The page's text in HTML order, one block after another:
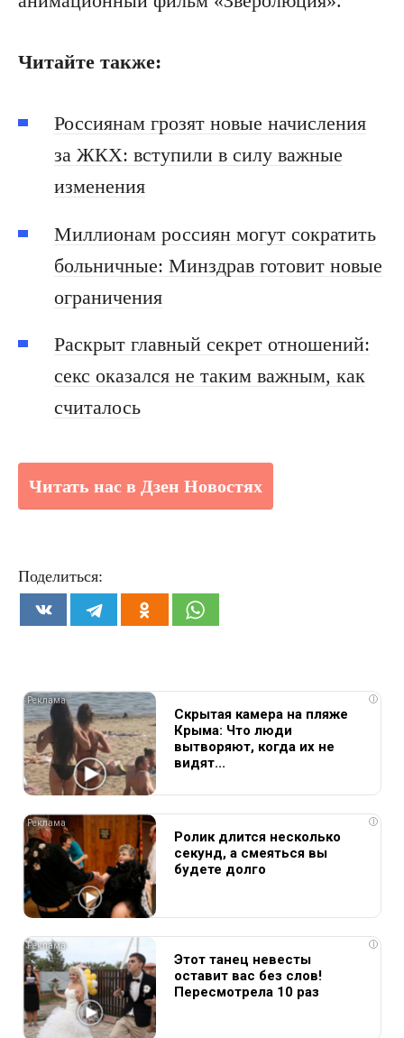
Читайте также:
Россиянам грозят новые начисления
за ЖКХ: вступили в силу важные
изменения
Миллионам россиян могут сократить
больничные: Минздрав готовит новые
ограничения
Раскрыт главный секрет отношений:
секс оказался не таким важным, как
считалось
Читать нас в Дзен Новостях
Поделиться:
i
Скрытая камера на пляже
Крыма: Что люди
вытворяют, когда их не
видят...
i
Ролик длится несколько
секунд, а смеяться вы
будете долго
i
Этот танец невесты
оставит вас без слов!
Пересмотрела 10 раз